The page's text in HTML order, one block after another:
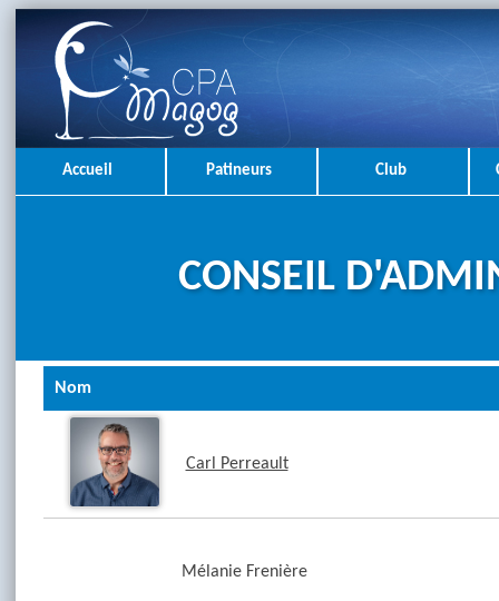
Accueil Patineurs Club
CONSEIL
Nom
Carl Perreault
Mélanie Frenière